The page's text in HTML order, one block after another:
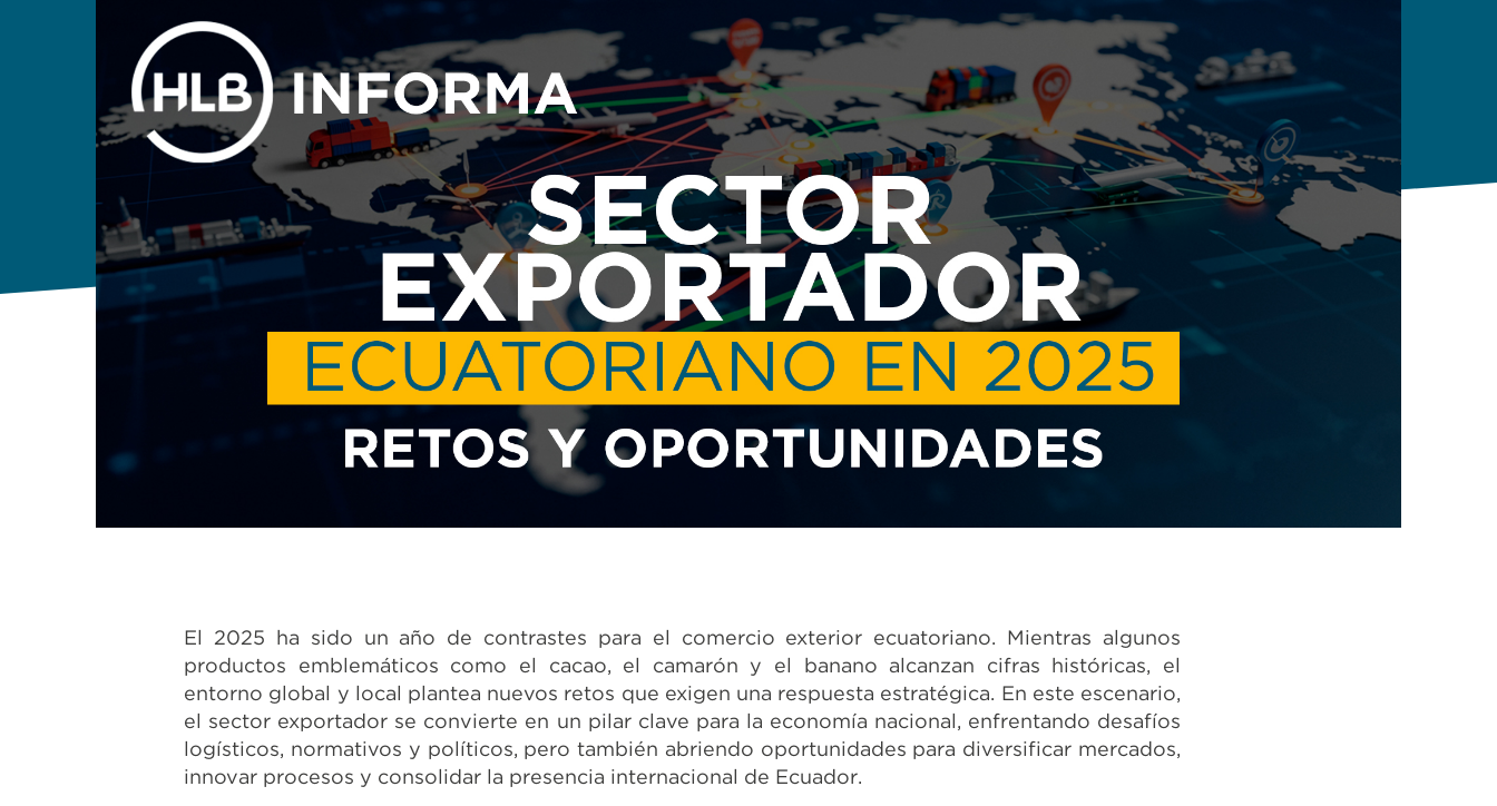
El 2025 ha sido un año de contrastes para el comercio exterior ecuatoriano. Mientras algunos
productos emblemáticos como el cacao, el camarón y el banano alcanzan cifras históricas, el
entorno global y local plantea nuevos retos que exigen una respuesta estratégica. En este escenario,
el sector exportador se convierte en un pilar clave para la economía nacional, enfrentando desafíos
logísticos, normativos y políticos, pero también abriendo oportunidades para diversificar mercados,
innovar procesos y consolidar la presencia internacional de Ecuador.